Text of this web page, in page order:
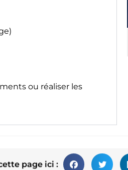
ou réaliser les
page ici :